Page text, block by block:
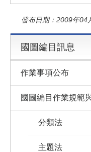
發布日期：2009年
國圖編目訊息
作業事項公布
國圖編目作業規範
分類法
主題法